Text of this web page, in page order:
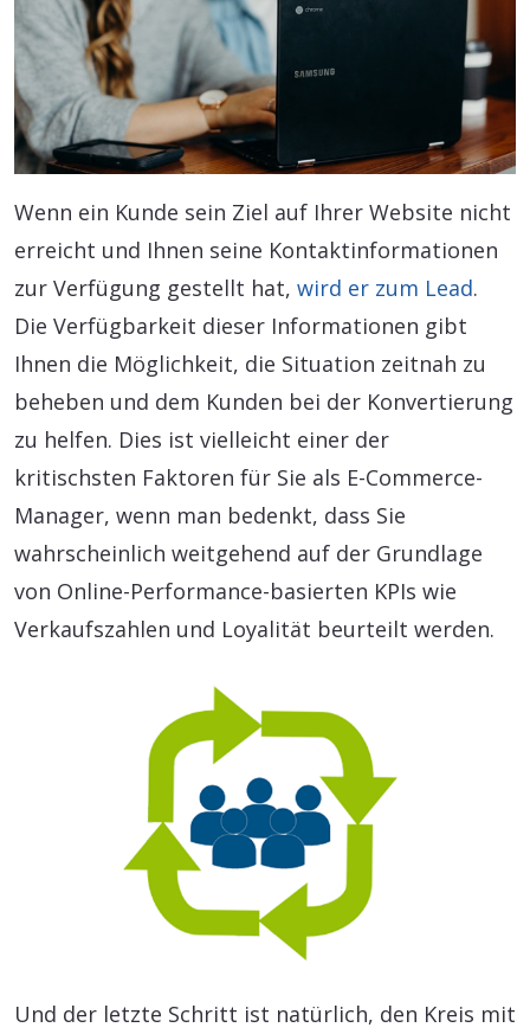
Wenn ein Kunde sein Ziel auf Ihrer Website nicht
erreicht und Ihnen seine Kontaktinformationen
zur Verfügung gestellt hat, wird er zum Lead.
Die Verfügbarkeit dieser Informationen gibt
Ihnen die Möglichkeit, die Situation zeitnah zu
beheben und dem Kunden bei der Konvertierung
zu helfen. Dies ist vielleicht einer der
kritischsten Faktoren für Sie als E-Commerce-
Manager, wenn man bedenkt, dass Sie
wahrscheinlich weitgehend auf der Grundlage
von Online-Performance-basierten KPIs wie
Verkaufszahlen und Loyalität beurteilt werden.
Und der letzte Schritt ist natürlich, den Kreis mit